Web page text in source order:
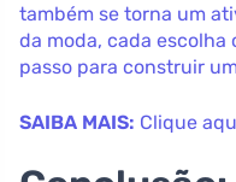
também se torna um
da moda, cada
passo para construir
SAIBA MAIS: Clique